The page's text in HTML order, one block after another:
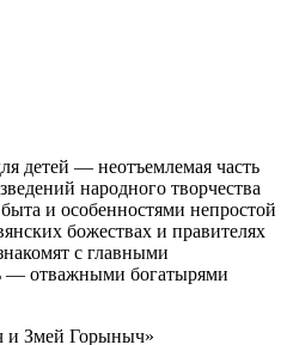
детей — неотъемлемая часть
народного творчества
и особенностями непростой
божествах и правителях
с главными
— отважными богатырями